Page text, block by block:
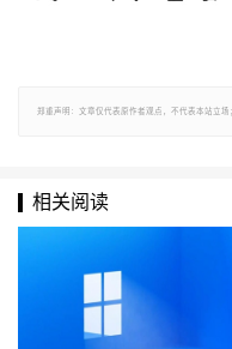
郑重声明：文章仅代表原作者观点，不代表本站立
相关阅读